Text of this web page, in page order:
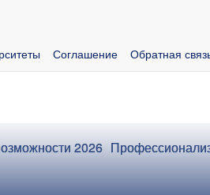
Соглашение Обратная
2026